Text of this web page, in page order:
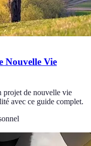
Nouvelle Vie
projet de nouvelle vie
avec ce guide complet.